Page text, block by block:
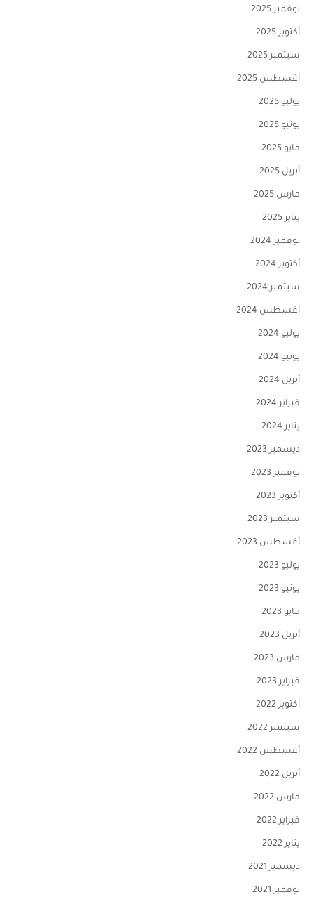
نوفمبر 2025
أكتوبر 2025
سبتمبر 2025
أغسطس 2025
يوليو 2025
يونيو 2025
مايو 2025
أبريل 2025
مارس 2025
يناير 2025
نوفمبر 2024
أكتوبر 2024
سبتمبر 2024
أغسطس 2024
يوليو 2024
يونيو 2024
أبريل 2024
فبراير 2024
يناير 2024
ديسمبر 2023
نوفمبر 2023
أكتوبر 2023
سبتمبر 2023
أغسطس 2023
يوليو 2023
يونيو 2023
مايو 2023
أبريل 2023
مارس 2023
فبراير 2023
أكتوبر 2022
سبتمبر 2022
أغسطس 2022
أبريل 2022
مارس 2022
فبراير 2022
يناير 2022
ديسمبر 2021
نوفمبر 2021